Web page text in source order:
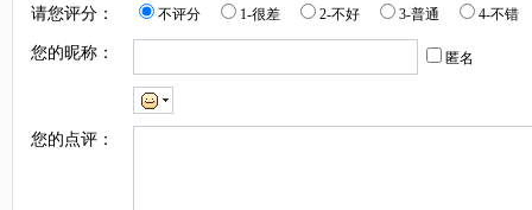
请您评分： 不评分 1-很差 2-不好 3-普通 4-不错
您的昵称： 匿名
您的点评：